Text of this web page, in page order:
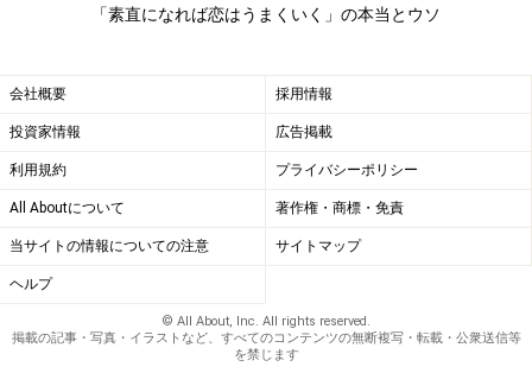
「素直になれば恋はうまくいく」の本当とウソ
会社概要 採用情報
投資家情報 広告掲載
利用規約 プライバシーポリシー
All Aboutについて 著作権・商標・免責
当サイトの情報についての注意 サイトマップ
ヘルプ
© All About, Inc. All rights reserved.
掲載の記事・写真・イラストなど、すべてのコンテンツの無断複写・転載・公衆送信等
を禁じます